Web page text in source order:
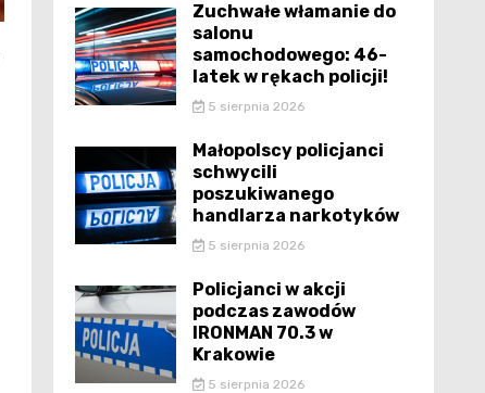
Zuchwałe włamanie do
salonu
samochodowego: 46-
latek w rękach policji!
5 sierpnia 2026
Małopolscy policjanci
schwycili
poszukiwanego
handlarza narkotyków
5 sierpnia 2026
Policjanci w akcji
podczas zawodów
IRONMAN 70.3 w
Krakowie
5 sierpnia 2026